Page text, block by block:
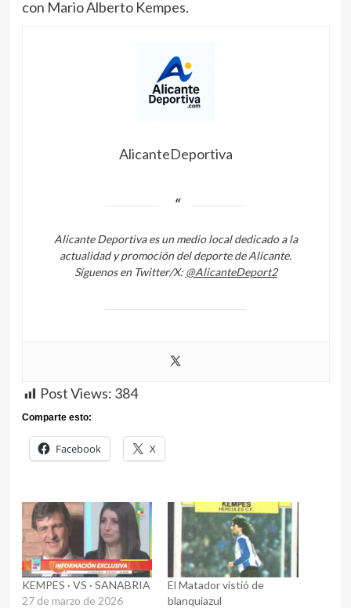
con Mario Alberto Kempes.
AlicanteDeportiva
Alicante Deportiva es un medio local dedicado a la
actualidad y promoción del deporte de Alicante.
Síguenos en Twitter/X: @AlicanteDeport2
Post Views: 384
Comparte esto:
Facebook X
KEMPES · VS · SANABRIA
27 de marzo de 2026
El Matador vistió de
blanquiazul